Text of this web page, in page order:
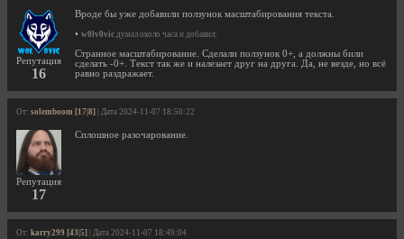
Репутация
16
Вроде бы уже добавили ползунок масштабирования текста.
• w0lv0vic думал около часа и добавил:
Странное масштабирование. Сделали ползунок 0+, а должны били
сделать -0+. Текст так же и налезает друг на друга. Да, не везде, но всё
равно раздражает.
От: solemboom [17|8] | Дата 2024-11-07 18:50:22
Репутация
17
Сплошное разочарование.
От: karry299 [43|5] | Дата 2024-11-07 18:49:04